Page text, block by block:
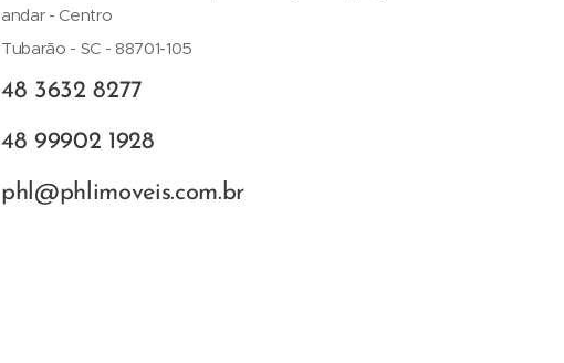
andar - Centro
Tubarão - SC - 88701-105
48 3632 8277
48 99902 1928
phl@phlimoveis.com.br